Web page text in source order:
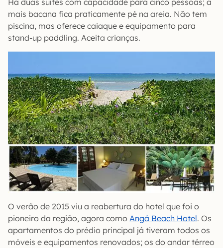
Há duas suítes com capacidade para cinco pessoas; a
mais bacana fica praticamente pé na areia. Não tem
piscina, mas oferece caiaque e equipamento para
stand-up paddling. Aceita crianças.
O verão de 2015 viu a reabertura do hotel que foi o
pioneiro da região, agora como Angá Beach Hotel. Os
apartamentos do prédio principal já tiveram todos os
móveis e equipamentos renovados; os do andar térreo